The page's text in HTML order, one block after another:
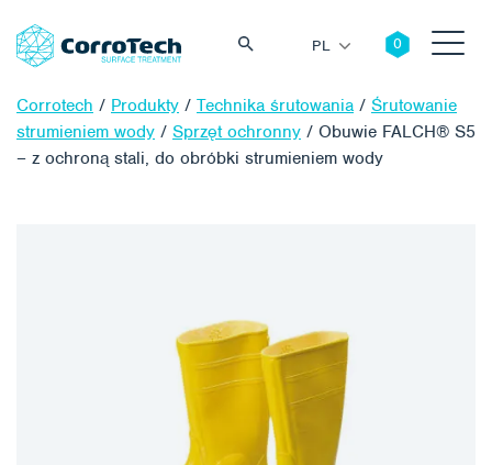
PL
Corrotech / Produkty / Technika śrutowania / Śrutowanie
strumieniem wody / Sprzęt ochronny / Obuwie FALCH® S5
– z ochroną stali, do obróbki strumieniem wody